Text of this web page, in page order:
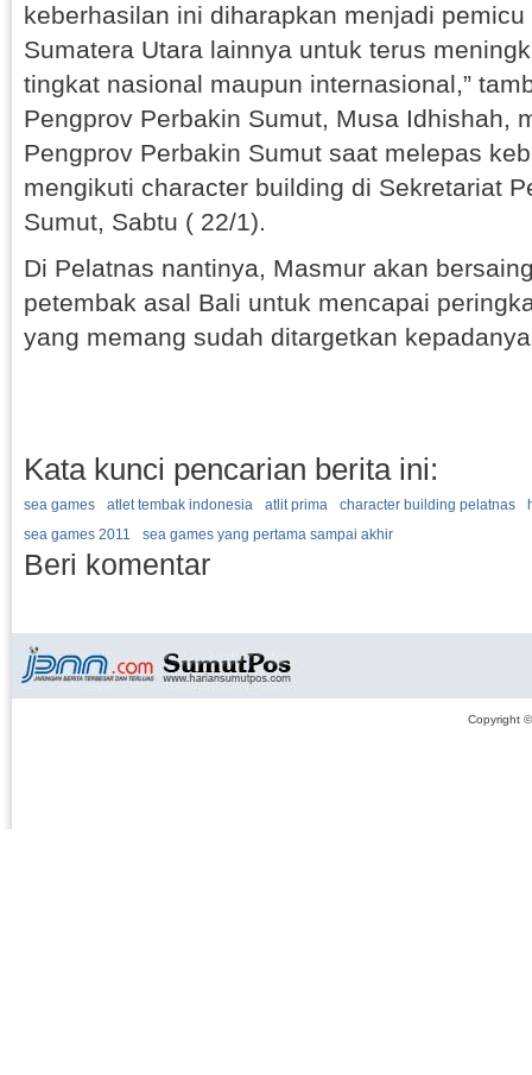
keberhasilan ini diharapkan menjadi
Sumatera Utara lainnya untuk terus
tingkat nasional maupun internasional,”
Pengprov Perbakin Sumut, Musa Idhishah,
Pengprov Perbakin Sumut saat melepas
mengikuti character building di Sekretariat
Sumut, Sabtu ( 22/1).
Di Pelatnas nantinya, Masmur akan
petembak asal Bali untuk mencapai
yang memang sudah ditargetkan
Kata kunci pencarian berita ini:
sea games atlet tembak indonesia atlit prima character building pelatnas
sea games 2011
sea games yang pertama sampai akhir
Beri komentar
Copyright